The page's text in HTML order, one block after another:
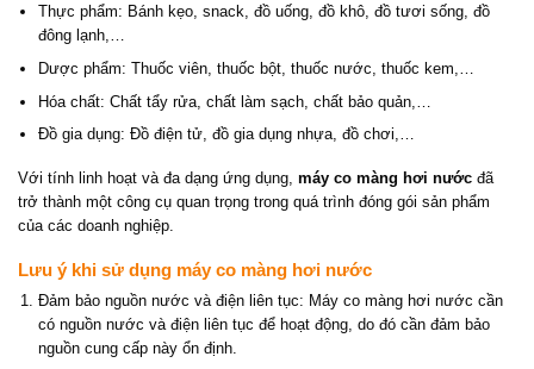
Thực phẩm: Bánh kẹo, snack, đồ uống, đồ khô, đồ tươi sống, đồ
đông lạnh,…
Dược phẩm: Thuốc viên, thuốc bột, thuốc nước, thuốc kem,…
Hóa chất: Chất tẩy rửa, chất làm sạch, chất bảo quản,…
Đồ gia dụng: Đồ điện tử, đồ gia dụng nhựa, đồ chơi,…
Với tính linh hoạt và đa dạng ứng dụng, máy co màng hơi nước đã
trở thành một công cụ quan trọng trong quá trình đóng gói sản phẩm
của các doanh nghiệp.
Lưu ý khi sử dụng máy co màng hơi nước
Đảm bảo nguồn nước và điện liên tục: Máy co màng hơi nước cần
có nguồn nước và điện liên tục để hoạt động, do đó cần đảm bảo
nguồn cung cấp này ổn định.